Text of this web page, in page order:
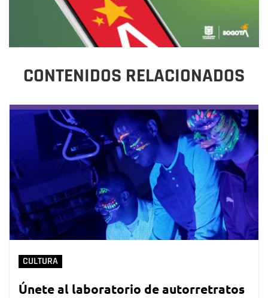
CONTENIDOS RELACIONADOS
CULTURA
Únete al laboratorio de autorretratos